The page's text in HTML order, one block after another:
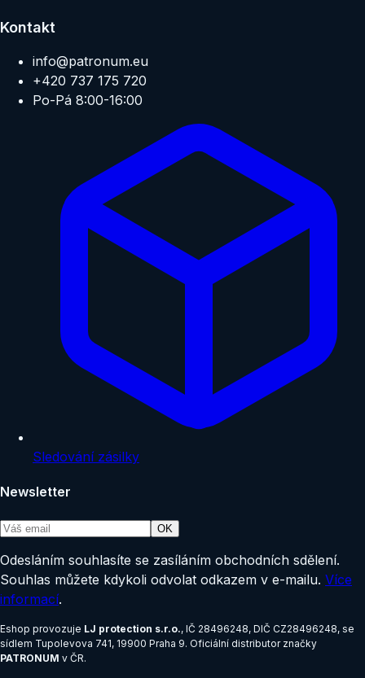
Kontakt
info@patronum.eu
+420 737 175 720
Po-Pá 8:00-16:00
Sledování zásilky
Newsletter
OK
Odesláním souhlasíte se zasíláním obchodních sdělení.
Souhlas můžete kdykoli odvolat odkazem v e-mailu. Více
informací.
Eshop provozuje LJ protection s.r.o., IČ 28496248, DIČ CZ28496248, se
sídlem Tupolevova 741, 19900 Praha 9. Oficiální distributor značky
PATRONUM v ČR.